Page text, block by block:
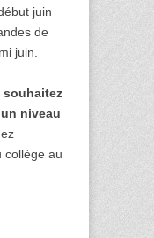
juin
de
juin.
souhaitez
niveau
collège au